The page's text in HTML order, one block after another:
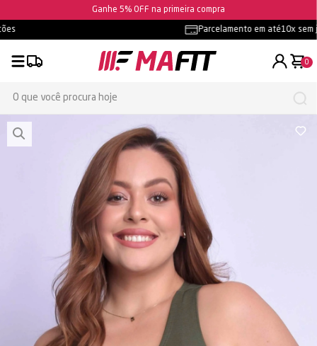
Ganhe 5% OFF na primeira compra
- confira as condições
0